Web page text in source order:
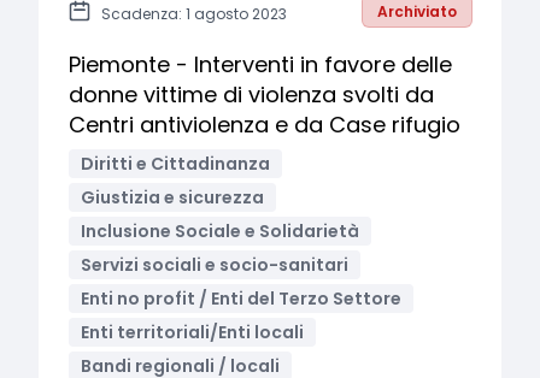
Scadenza: 1 agosto 2023 Archiviato
Piemonte - Interventi in favore delle
donne vittime di violenza svolti da
Centri antiviolenza e da Case rifugio
Diritti e Cittadinanza
Giustizia e sicurezza
Inclusione Sociale e Solidarietà
Servizi sociali e socio-sanitari
Enti no profit / Enti del Terzo Settore
Enti territoriali/Enti locali
Bandi regionali / locali